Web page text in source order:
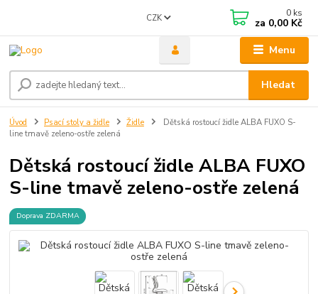
Menu
CZK
Hledat
0 ks
za 0,00 Kč
Úvod Psací stoly a židle Židle
Dětská rostoucí židle ALBA FUXO S-
line tmavě zeleno-ostře zelená
Dětská rostoucí židle ALBA FUXO
S-line tmavě zeleno-ostře zelená
Doprava ZDARMA